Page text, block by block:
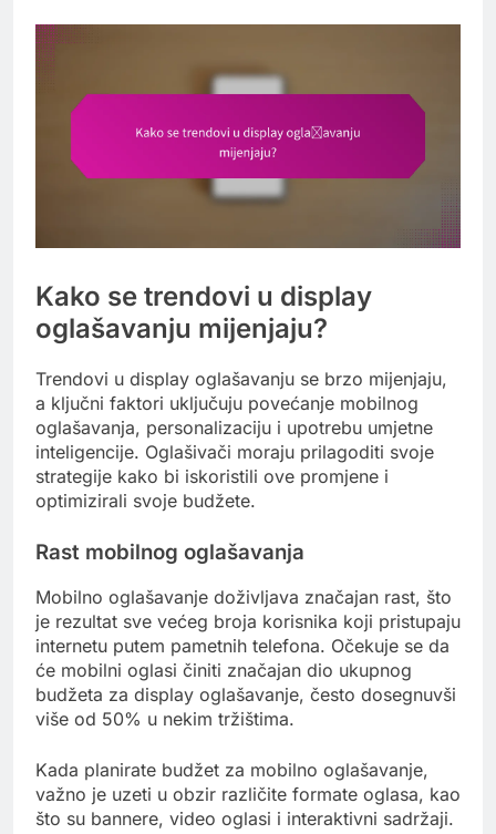
Kako se trendovi u display
oglašavanju mijenjaju?
Trendovi u display oglašavanju se brzo mijenjaju,
a ključni faktori uključuju povećanje mobilnog
oglašavanja, personalizaciju i upotrebu umjetne
inteligencije. Oglašivači moraju prilagoditi svoje
strategije kako bi iskoristili ove promjene i
optimizirali svoje budžete.
Rast mobilnog oglašavanja
Mobilno oglašavanje doživljava značajan rast, što
je rezultat sve većeg broja korisnika koji pristupaju
internetu putem pametnih telefona. Očekuje se da
će mobilni oglasi činiti značajan dio ukupnog
budžeta za display oglašavanje, često dosegnuvši
više od 50% u nekim tržištima.
Kada planirate budžet za mobilno oglašavanje,
važno je uzeti u obzir različite formate oglasa, kao
što su bannere, video oglasi i interaktivni sadržaji.